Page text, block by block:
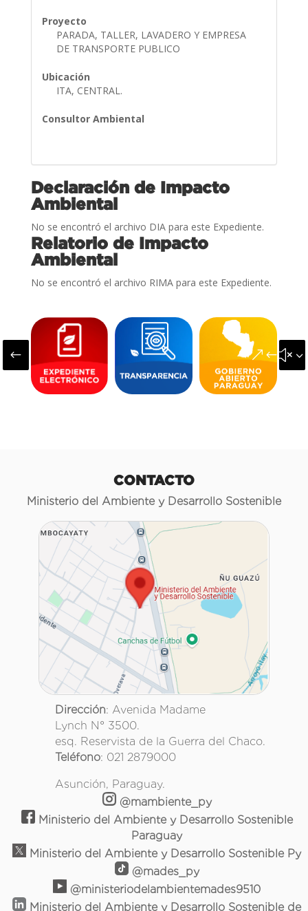
Proyecto
PARADA, TALLER, LAVADERO Y EMPRESA
DE TRANSPORTE PUBLICO
Ubicación
ITA, CENTRAL.
Consultor Ambiental
Declaración de Impacto
Ambiental
No se encontró el archivo DIA para este Expediente.
Relatorio de Impacto
Ambiental
No se encontró el archivo RIMA para este Expediente.
#
CONTACTO
Ministerio del Ambiente y Desarrollo Sostenible
Dirección: Avenida Madame
Lynch N° 3500.
esq. Reservista de la Guerra del Chaco.
Teléfono: 021 2879000
Asunción, Paraguay.
@mambiente_py
Ministerio del Ambiente y Desarrollo Sostenible
Paraguay
Ministerio del Ambiente y Desarrollo Sostenible Py
@mades_py
@ministeriodelambientemades9510
Ministerio del Ambiente y Desarrollo Sostenible de